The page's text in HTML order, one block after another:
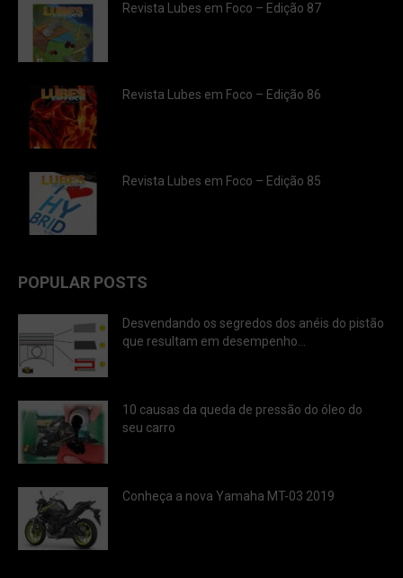
Revista Lubes em Foco – Edição 87
Revista Lubes em Foco – Edição 86
Revista Lubes em Foco – Edição 85
POPULAR POSTS
Desvendando os segredos dos anéis do pistão
que resultam em desempenho...
10 causas da queda de pressão do óleo do
seu carro
Conheça a nova Yamaha MT-03 2019